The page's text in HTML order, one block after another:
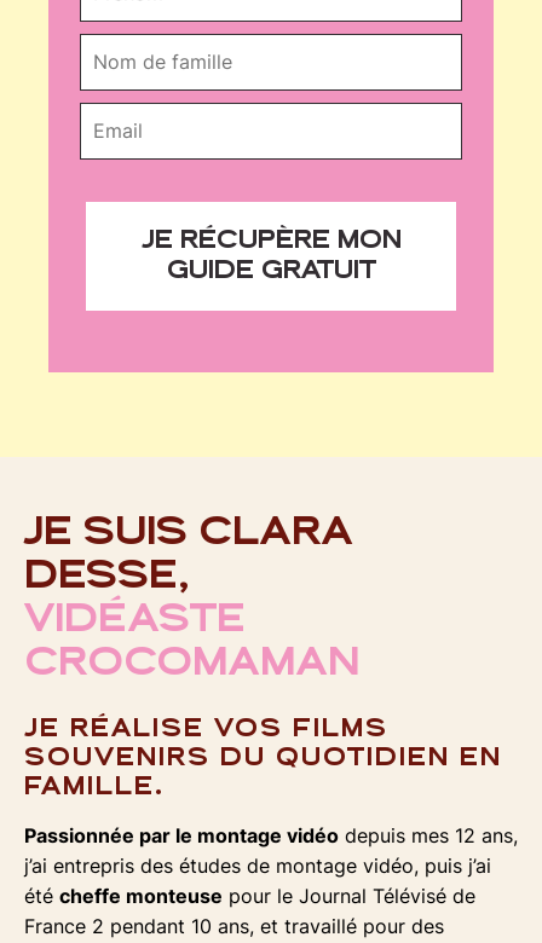
JE RÉCUPÈRE MON
GUIDE GRATUIT
JE SUIS CLARA
DESSE,
VIDÉASTE
CROCOMAMAN
JE RÉALISE VOS FILMS
SOUVENIRS DU QUOTIDIEN EN
FAMILLE.
Passionnée par le montage vidéo depuis mes 12 ans,
j’ai entrepris des études de montage vidéo, puis j’ai
été cheffe monteuse pour le Journal Télévisé de
France 2 pendant 10 ans, et travaillé pour des